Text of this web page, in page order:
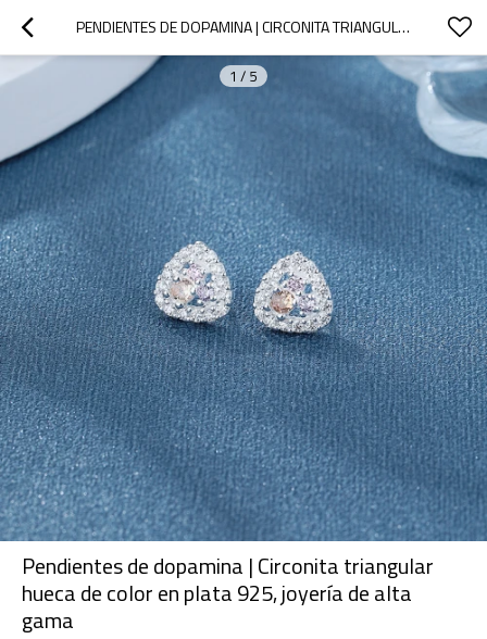
PENDIENTES DE DOPAMINA | CIRCONITA TRIANGULAR HUECA DE COLOR EN PLATA 925, JOYERÍA DE ALTA GAMA
1 / 5
Pendientes de dopamina | Circonita triangular
hueca de color en plata 925, joyería de alta
gama